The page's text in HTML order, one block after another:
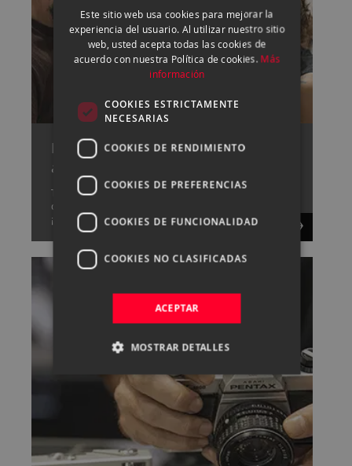
Pide cita con uno de nuestros
asesores
Tenemos un gran equipo capaz de resolver cualquier
duda que tengas sobre fotografía y vídeo,
¡consúltanos!.
ENGLISH
CATALAN
Este sitio web usa cookies para mejorar la
experiencia del usuario. Al utilizar nuestro sitio
web, usted acepta todas las cookies de
acuerdo con nuestra Política de cookies. Más
información
COOKIES ESTRICTAMENTE
NECESARIAS
COOKIES DE RENDIMIENTO
COOKIES DE PREFERENCIAS
COOKIES DE FUNCIONALIDAD
COOKIES NO CLASIFICADAS
ACEPTAR
MOSTRAR DETALLES